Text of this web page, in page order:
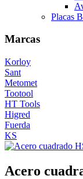
Placas
Marcas
Korloy
Sant
Metomet
Tootool
HT Tools
Higred
Fuerda
KS
Acero